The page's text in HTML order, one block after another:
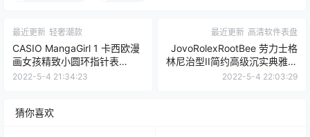
最近更新 轻奢潮款
CASIO MangaGirl 1 卡西欧漫
画女孩精致小圆环指针表
盘.clock2
2022-5-4 21:34:23
最近更新 高清软件表盘
JovoRolexRootBee 劳力士格
林尼治型II简约高级沉实典雅玫
瑰金.clock
2022-5-4 22:03:29
猜你喜欢